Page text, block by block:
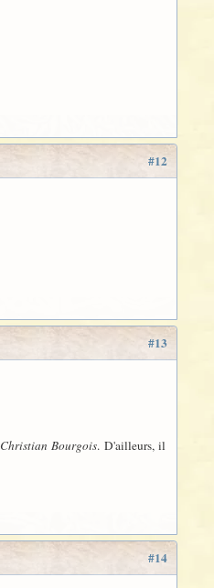
#12
#13
Christian Bourgois. D'ailleurs, il
#14